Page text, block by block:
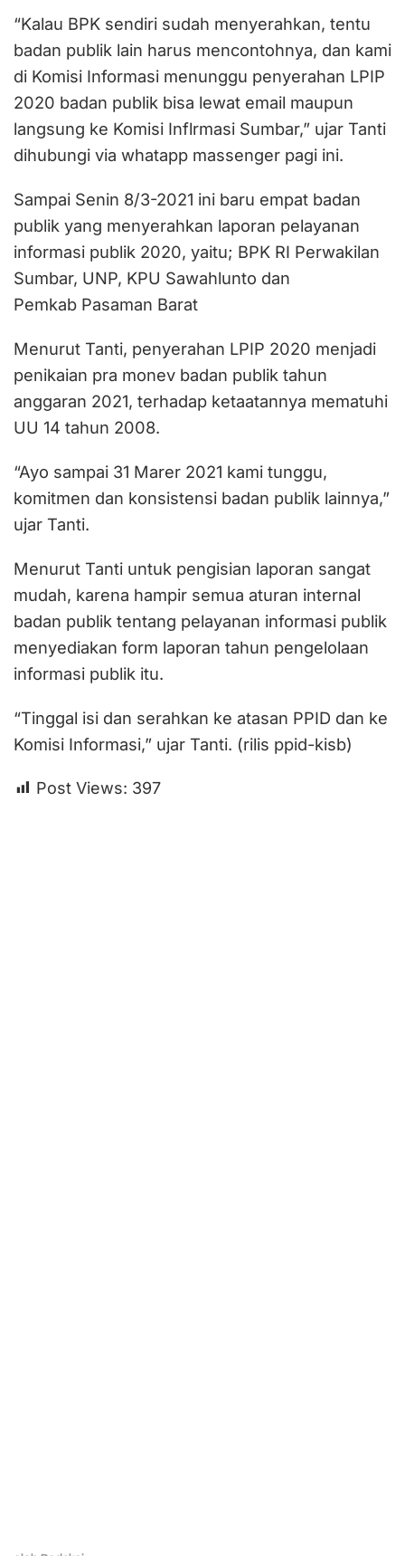
“Kalau BPK sendiri sudah menyerahkan, tentu
badan publik lain harus mencontohnya, dan kami
di Komisi Informasi menunggu penyerahan LPIP
2020 badan publik bisa lewat email maupun
langsung ke Komisi Inflrmasi Sumbar,” ujar Tanti
dihubungi via whatapp massenger pagi ini.
Sampai Senin 8/3-2021 ini baru empat badan
publik yang menyerahkan laporan pelayanan
informasi publik 2020, yaitu; BPK RI Perwakilan
Sumbar, UNP, KPU Sawahlunto dan
Pemkab Pasaman Barat
Menurut Tanti, penyerahan LPIP 2020 menjadi
penikaian pra monev badan publik tahun
anggaran 2021, terhadap ketaatannya mematuhi
UU 14 tahun 2008.
“Ayo sampai 31 Marer 2021 kami tunggu,
komitmen dan konsistensi badan publik lainnya,”
ujar Tanti.
Menurut Tanti untuk pengisian laporan sangat
mudah, karena hampir semua aturan internal
badan publik tentang pelayanan informasi publik
menyediakan form laporan tahun pengelolaan
informasi publik itu.
“Tinggal isi dan serahkan ke atasan PPID dan ke
Komisi Informasi,” ujar Tanti. (rilis ppid-kisb)
Post Views: 397